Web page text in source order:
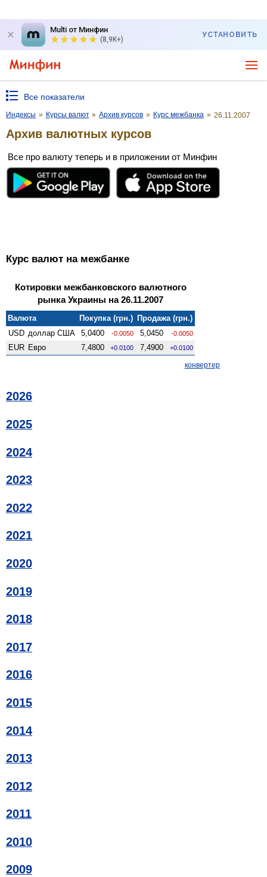
Multi от Минфин
(8,9K+)
УСТАНОВИТЬ
Все показатели
Индексы » Курсы валют » Архив курсов » Курс межбанка » 26.11.2007
Архив валютных курсов
Все про валюту теперь и в приложении от Минфин
Курс валют на межбанке
Котировки межбанковского валютного
рынка Украины на 26.11.2007
Валюта Покупка (грн.) Продажа (грн.)
USD доллар США 5,0400 -0.0050 5,0450 -0.0050
EUR Евро 7,4800 +0.0100 7,4900 +0.0100
конвертер
2026
2025
2024
2023
2022
2021
2020
2019
2018
2017
2016
2015
2014
2013
2012
2011
2010
2009